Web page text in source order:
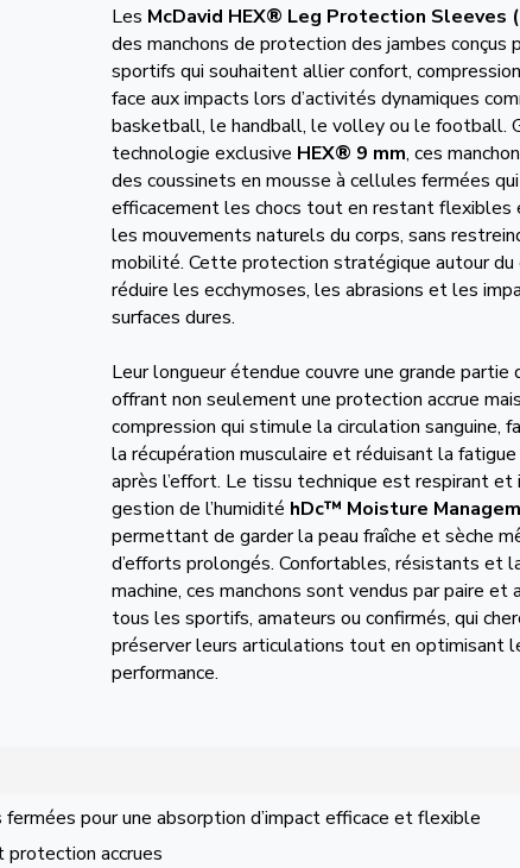
Les McDavid HEX® Leg Protection Sleeves
des manchons de protection des jambes conçus
sportifs qui souhaitent allier confort,
face aux impacts lors d’activités dynamiques
basketball, le handball, le volley ou le football.
technologie exclusive HEX® 9 mm, ces
des coussinets en mousse à cellules fermées
efficacement les chocs tout en restant flexibles
les mouvements naturels du corps, sans
mobilité. Cette protection stratégique autour du
réduire les ecchymoses, les abrasions et les
surfaces dures.
Leur longueur étendue couvre une grande partie
offrant non seulement une protection accrue
compression qui stimule la circulation sanguine,
la récupération musculaire et réduisant la
après l’effort. Le tissu technique est respirant
gestion de l’humidité hDc™ Moisture
permettant de garder la peau fraîche et sèche
d’efforts prolongés. Confortables, résistants et
machine, ces manchons sont vendus par paire et
tous les sportifs, amateurs ou confirmés, qui
préserver leurs articulations tout en optimisant
performance.
pour une absorption d’impact efficace et flexible
protection accrues